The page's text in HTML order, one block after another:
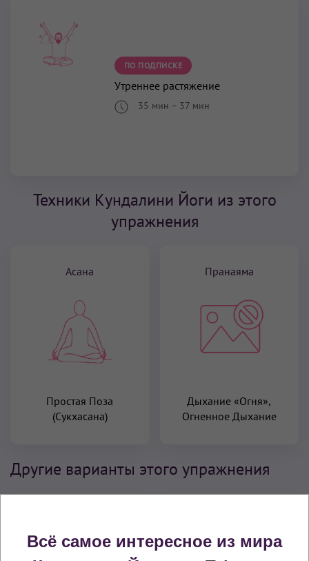
ПО ПОДПИСКЕ
Утреннее растяжение
35 мин – 37 мин
Техники Кундалини Йоги из этого
упражнения
Асана
Простая Поза
(Сукхасана)
Пранаяма
Дыхание «Огня»,
Огненное Дыхание
Другие варианты этого упражнения
Всё самое интересное из мира